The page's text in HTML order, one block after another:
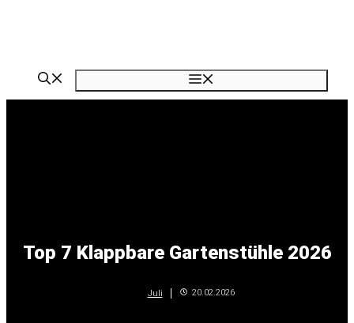
Top 7 Klappbare Gartenstühle 2026
Juli 20.02.2026